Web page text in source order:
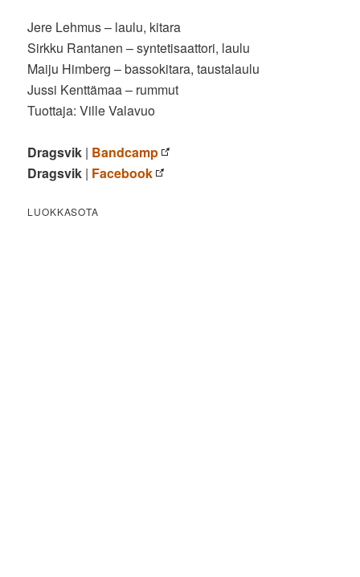
Jere Lehmus – laulu, kitara
Sirkku Rantanen – syntetisaattori, laulu
Maiju Himberg – bassokitara, taustalaulu
Jussi Kenttämaa – rummut
Tuottaja: Ville Valavuo
Dragsvik | Bandcamp
Dragsvik | Facebook
LUOKKASOTA